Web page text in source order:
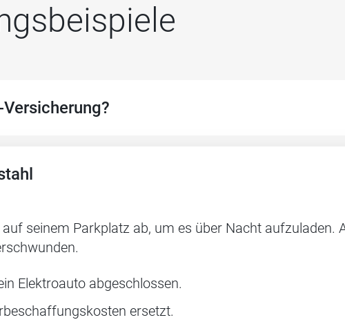
seinem Parkplatz ab, um es über Nacht aufzuladen.
Elektroauto abgeschlossen.
ersetzt.